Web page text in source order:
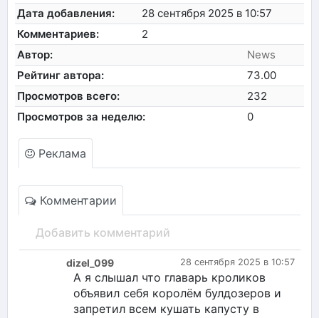
Дата добавления:
28 сентября 2025 в 10:57
Комментариев:
2
Автор:
News
Рейтинг автора:
73.00
Просмотров всего:
232
Просмотров за неделю:
0
Реклама
Комментарии
Добавить комментарий
28 сентября 2025 в 10:57
dizel_099
А я слышал что главарь кроликов
объявил себя королём булдозеров и
запретил всем кушать капусту в